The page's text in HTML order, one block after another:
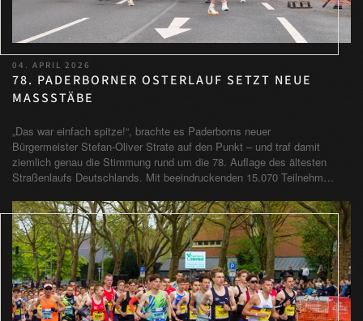
04. APRIL 2026
78. PADERBORNER OSTERLAUF SETZT NEUE
MASSSTÄBE
„Das war einfach spitze!“, brachte es Paderborns neuer
Bürgermeister Stefan-Oliver Strate auf den Punkt – und traf damit
ziemlich genau die Stimmung rund um die 78. Auflage des ältesten
Straßenlaufs Deutschlands. Mit beeindruckenden 15.070 Teilnehm…